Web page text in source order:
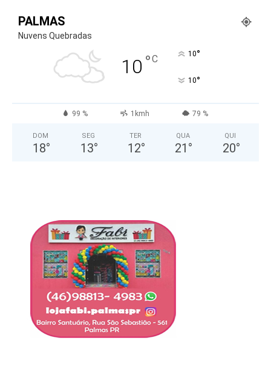
PALMAS
Nuvens Quebradas
10 °C 10°
10°
99 % 1kmh 79 %
DOM
18°
SEG
13°
TER
12°
QUA
21 °
QUI
20°